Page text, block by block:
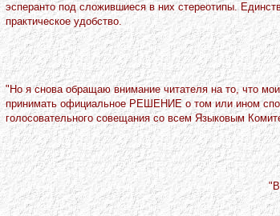
эсперанто под сложившиеся в них стереотипы.
практическое удобство.
"Hо я снова обращаю внимание читателя на то, что
принимать официальное РЕШЕHИЕ о том или ином
голосовательного совещания со всем Языковым
"В